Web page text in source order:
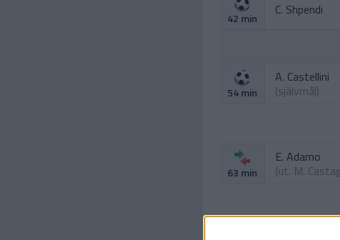
42 min
C. Shpendi
54 min
A. Castellini
(självmål)
63 min
E. Adamo
(ut. M.